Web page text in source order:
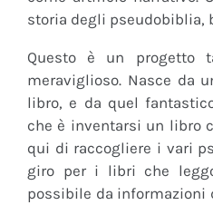
storia degli pseudobiblia,
Questo è un progetto
meraviglioso. Nasce da
libro, e da quel
che è inventarsi un libro
qui di raccogliere i vari
giro per i libri che
possibile da informazioni